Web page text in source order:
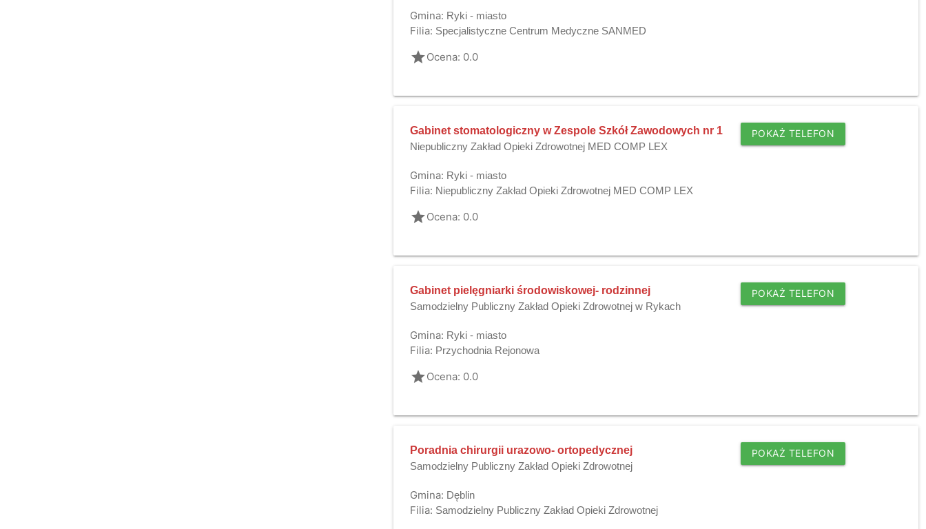
Gmina: Ryki - miasto
Filia: Specjalistyczne Centrum Medyczne SANMED
gradeOcena: 0.0
Gabinet stomatologiczny w Zespole Szkół Zawodowych nr 1
Niepubliczny Zakład Opieki Zdrowotnej MED COMP LEX
POKAŻ TELEFON
Gmina: Ryki - miasto
Filia: Niepubliczny Zakład Opieki Zdrowotnej MED COMP LEX
gradeOcena: 0.0
Gabinet pielęgniarki środowiskowej- rodzinnej
Samodzielny Publiczny Zakład Opieki Zdrowotnej w Rykach
POKAŻ TELEFON
Gmina: Ryki - miasto
Filia: Przychodnia Rejonowa
gradeOcena: 0.0
Poradnia chirurgii urazowo- ortopedycznej
Samodzielny Publiczny Zakład Opieki Zdrowotnej
POKAŻ TELEFON
Gmina: Dęblin
Filia: Samodzielny Publiczny Zakład Opieki Zdrowotnej